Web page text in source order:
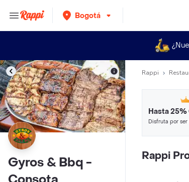
Bogotá
Gyros & Bbq -
Rappi
Hasta
Disfruta por
Rappi